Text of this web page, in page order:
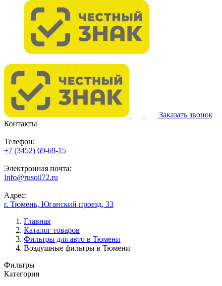
Заказать звонок
Контакты
Телефон:
+7 (3452) 69-69-15
Электронная почта:
Info@rusoil72.ru
Адрес:
г. Тюмень, Юганский проезд, 33
Главная
Каталог товаров
Фильтры для авто в Тюмени
Воздушные фильтры в Тюмени
Фильтры
Категория